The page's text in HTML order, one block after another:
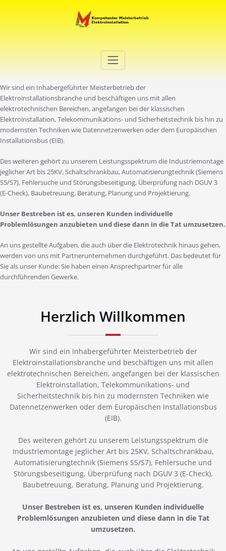
Elektro Martini
Wir sind ein Inhabergeführter Meisterbetrieb der
Elektroinstallationsbranche und beschäftigen uns mit allen
elektrotechnischen Bereichen, angefangen bei der klassischen
Elektroinstallation, Telekommunikations- und Sicherheitstechnik bis hin zu
modernsten Techniken wie Datennetzenwerken oder dem Europäischen
Installationsbus (EIB).
Des weiteren gehört zu unserem Leistungsspektrum die Industriemontage
jeglicher Art bis 25KV, Schaltschrankbau, Automatisierungtechnik (Siemens
S5/S7), Fehlersuche und Störungsbeseitigung, Überprüfung nach DGUV 3
(E-Check), Baubetreuung, Beratung, Planung und Projektierung.
Unser Bestreben ist es, unseren Kunden individuelle
Problemlösungen anzubieten und diese dann in die Tat umzusetzen.
An uns gestellte Aufgaben, die auch über die Elektrotechnik hinaus gehen,
werden von uns mit Partnerunternehmen durchgeführt. Das bedeutet für
Sie als unser Kunde: Sie haben einen Ansprechpartner für alle
durchführenden Gewerke.
Herzlich Willkommen
Wir sind ein Inhabergeführter Meisterbetrieb der
Elektroinstallationsbranche und beschäftigen uns mit allen
elektrotechnischen Bereichen, angefangen bei der klassischen
Elektroinstallation, Telekommunikations- und
Sicherheitstechnik bis hin zu modernsten Techniken wie
Datennetzenwerken oder dem Europäischen Installationsbus
(EIB).
Des weiteren gehört zu unserem Leistungsspektrum die
Industriemontage jeglicher Art bis 25KV, Schaltschrankbau,
Automatisierungtechnik (Siemens S5/S7), Fehlersuche und
Störungsbeseitigung, Überprüfung nach DGUV 3 (E-Check),
Baubetreuung, Beratung, Planung und Projektierung.
Unser Bestreben ist es, unseren Kunden individuelle
Problemlösungen anzubieten und diese dann in die Tat
umzusetzen.